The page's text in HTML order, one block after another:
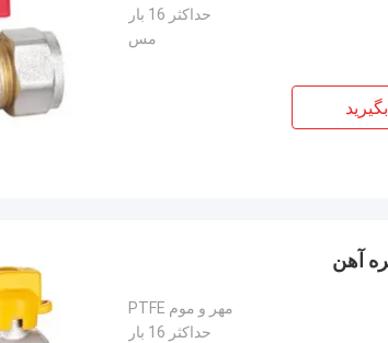
حداکثر 16 بار
مس
مهر و موم PTFE
حداکثر 16 بار